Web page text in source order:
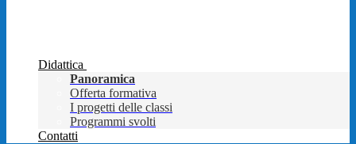
Didattica
Panoramica
Offerta formativa
I progetti delle classi
Programmi svolti
Contatti